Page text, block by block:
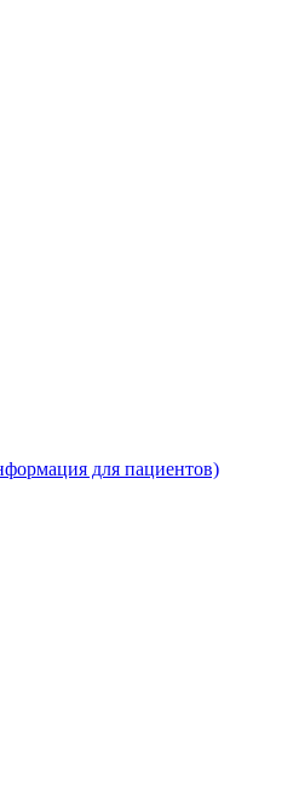
для пациентов)